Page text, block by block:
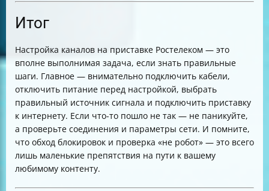
Итог
Настройка каналов на приставке Ростелеком — это
вполне выполнимая задача, если знать правильные
шаги. Главное — внимательно подключить кабели,
отключить питание перед настройкой, выбрать
правильный источник сигнала и подключить приставку
к интернету. Если что-то пошло не так — не паникуйте,
а проверьте соединения и параметры сети. И помните,
что обход блокировок и проверка «не робот» — это всего
лишь маленькие препятствия на пути к вашему
любимому контенту.